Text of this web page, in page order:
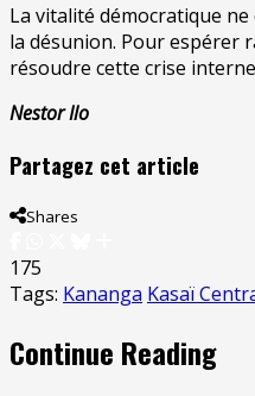
La vitalité démocratique
la désunion. Pour espérer
résoudre cette crise
NestorIlo
Partagez cet article
Shares
175
Tags: Kananga Kasaï
Continue Reading